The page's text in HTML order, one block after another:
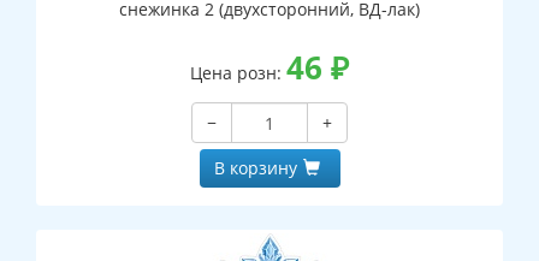
снежинка 2 (двухсторонний, ВД-лак)
Цена розн: 46 ₽
−
+
В корзину